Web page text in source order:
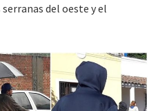
del oeste y el